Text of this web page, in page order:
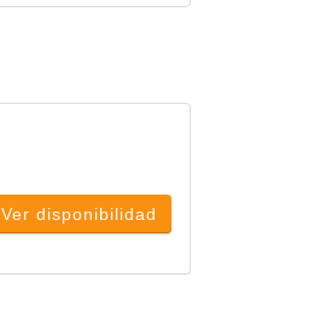
Ver disponibilidad